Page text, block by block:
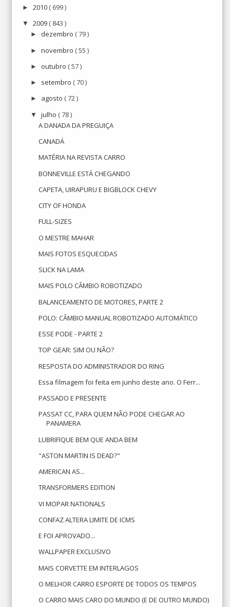
► 2010 ( 699 )
▼ 2009 ( 843 )
► dezembro ( 79 )
► novembro ( 55 )
► outubro ( 57 )
► setembro ( 70 )
► agosto ( 72 )
▼ julho ( 78 )
A DANADA DA PREGUIÇA
CANADÁ
MATÉRIA NA REVISTA CARRO
BONNEVILLE ESTÁ CHEGANDO
CAPETA, UIRAPURU E BIGBLOCK CHEVY
CITY OF HONDA
FULL-SIZES
O MESTRE MAHAR
MAIS FOTOS ESQUECIDAS
SLICK NA LAMA
MAIS POLO CÂMBIO ROBOTIZADO
BALANCEAMENTO DE MOTORES, PARTE 2
POLO: CÂMBIO MANUAL ROBOTIZADO AUTOMÁTICO
ESSE PODE - PARTE 2
TOP GEAR: SIM OU NÃO?
RESPOSTA DO ADMINISTRADOR DO RING
Essa filmagem foi feita em junho deste ano. O Ferr...
PASSADO E PRESENTE
PASSAT CC, PARA QUEM NÃO PODE CHEGAR AO
PANAMERA
LUBRIFIQUE BEM QUE ANDA BEM
"ASTON MARTIN IS DEAD?"
AMERICAN AS...
TRANSFORMERS EDITION
VI MOPAR NATIONALS
CONFAZ ALTERA LIMITE DE ICMS
E FOI APROVADO...
WALLPAPER EXCLUSIVO
MAIS CORVETTE EM INTERLAGOS
O MELHOR CARRO ESPORTE DE TODOS OS TEMPOS
O CARRO MAIS CARO DO MUNDO (E DE OUTRO MUNDO)